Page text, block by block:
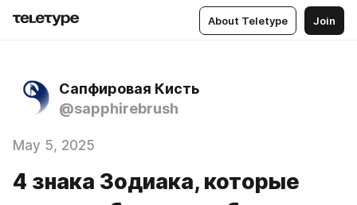
About Teletype Join
Сапфировая Кисть
@sapphirebrush
May 5, 2025
4 знака Зодиака, которые